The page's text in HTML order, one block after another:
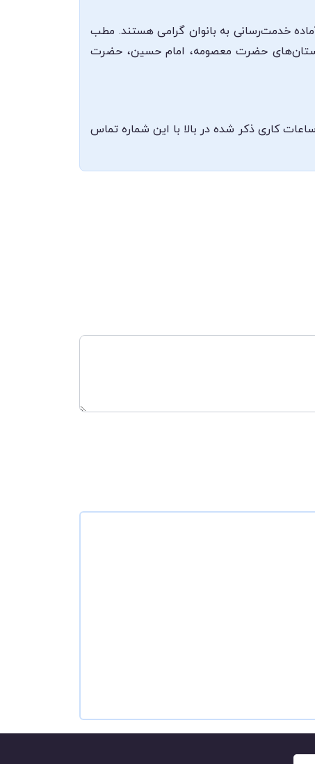
خدمت‌رسانی به بانوان گرامی هستند. مطب
حضرت معصومه، امام حسین، حضرت
با ایشان 08337280818 می‌باشد که می‌توانید در ساعات کاری ذکر شده در بالا با این شماره تماس